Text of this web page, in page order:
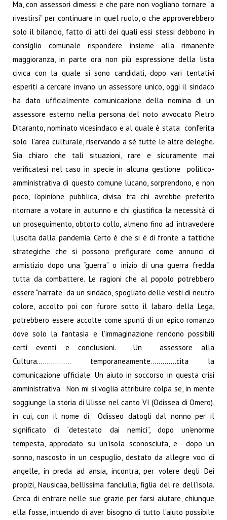
Ma, con assessori dimessi e che pare non vogliano tornare “a
rivestirsi” per continuare in quel ruolo, o che approverebbero
solo il bilancio, fatto di atti dei quali essi stessi debbono in
consiglio comunale rispondere insieme alla rimanente
maggioranza, in parte ora non più espressione della lista
civica con la quale si sono candidati, dopo vari tentativi
esperiti a cercare invano un assessore unico, oggi il sindaco
ha dato ufficialmente comunicazione della nomina di un
assessore esterno nella persona del noto avvocato Pietro
Ditaranto, nominato vicesindaco e al quale è stata conferita
solo l’area culturale, riservando a sé tutte le altre deleghe.
Sia chiaro che tali situazioni, rare e sicuramente mai
verificatesi nel caso in specie in alcuna gestione politico-
amministrativa di questo comune lucano, sorprendono, e non
poco, l’opinione pubblica, divisa tra chi avrebbe preferito
ritornare a votare in autunno e chi giustifica la necessità di
un proseguimento, obtorto collo, almeno fino ad ’intravedere
l’uscita dalla pandemia. Certo è che si è di fronte a tattiche
strategiche che si possono prefigurare come annunci di
armistizio dopo una “guerra” o inizio di una guerra fredda
tutta da combattere. Le ragioni che al popolo potrebbero
essere “narrate” da un sindaco, spogliato delle vesti di neutro
colore, accolto poi con furore sotto il labaro della Lega,
potrebbero essere accolte come spunti di un epico romanzo
dove solo la fantasia e l’immaginazione rendono possibili
certi eventi e conclusioni. Un assessore alla
Cultura…………….. temporaneamente………….cita la
comunicazione ufficiale. Un aiuto in soccorso in questa crisi
amministrativa. Non mi si voglia attribuire colpa se, in mente
soggiunge la storia di Ulisse nel canto VI (Odissea di Omero),
in cui, con il nome di Odisseo datogli dal nonno per il
significato di “detestato dai nemici”, dopo un’enorme
tempesta, approdato su un’isola sconosciuta, e dopo un
sonno, nascosto in un cespuglio, destato da allegre voci di
angelle, in preda ad ansia, incontra, per volere degli Dei
propizi, Nausicaa, bellissima fanciulla, figlia del re dell’isola.
Cerca di entrare nelle sue grazie per farsi aiutare, chiunque
ella fosse, intuendo di aver bisogno di tutto l’aiuto possibile